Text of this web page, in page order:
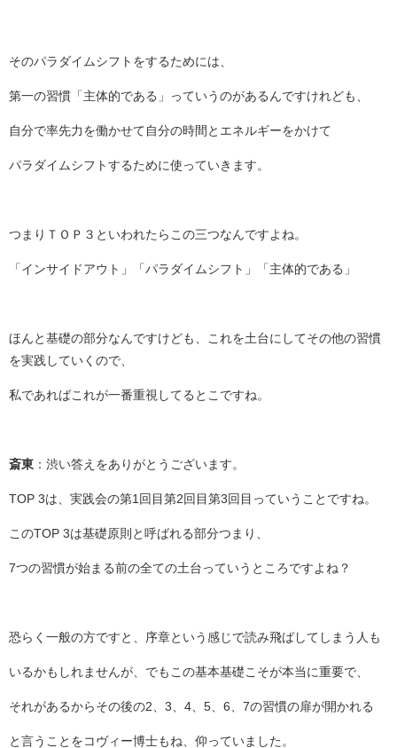
そのパラダイムシフトをするためには、
第一の習慣「主体的である」っていうのがあるんですけれども、
自分で率先力を働かせて自分の時間とエネルギーをかけて
パラダイムシフトするために使っていきます。
つまりＴＯＰ３といわれたらこの三つなんですよね。
「インサイドアウト」「パラダイムシフト」「主体的である」
ほんと基礎の部分なんですけども、これを土台にしてその他の習慣
を実践していくので、
私であればこれが一番重視してるとこですね。
斎東 ：渋い答えをありがとうございます。
TOP 3は、実践会の第1回目第2回目第3回目っていうことですね。
このTOP 3は基礎原則と呼ばれる部分つまり、
7つの習慣が始まる前の全ての土台っていうところですよね？
恐らく一般の方ですと、序章という感じで読み飛ばしてしまう人も
いるかもしれませんが、でもこの基本基礎こそが本当に重要で、
それがあるからその後の2、3、4、5、6、7の習慣の扉が開かれる
と言うことをコヴィー博士もね、仰っていました。